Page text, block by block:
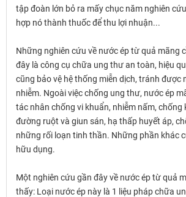
tập đoàn lớn bỏ ra mấy chục năm nghiên
hợp nó thành thuốc để thu lợi nhuận...
Những nghiên cứu về nước ép từ quả mãng
đây là công cụ chữa ung thư an toàn, hiệu
cũng bảo vệ hệ thống miễn dịch, tránh được
nhiễm. Ngoài việc chống ung thư, nước ép
tác nhân chống vi khuẩn, nhiễm nấm, chống
đường ruột và giun sán, hạ thấp huyết áp,
những rối loạn tinh thần. Những phần khác
hữu dụng.
Một nghiên cứu gần đây về nước ép từ quả
thấy: Loại nước ép này là 1 liệu pháp chữa